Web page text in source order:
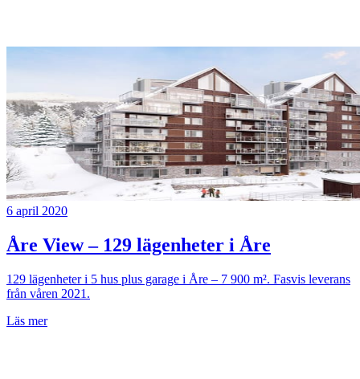
6 april 2020
Åre View – 129 lägenheter i Åre
129 lägenheter i 5 hus plus garage i Åre – 7 900 m². Fasvis leverans
från våren 2021.
Läs mer